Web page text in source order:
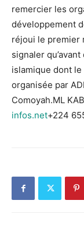
remercier les
développement
réjoui le premier
signaler
islamique dont
organisée par
Comoyah.ML
infos.net+224